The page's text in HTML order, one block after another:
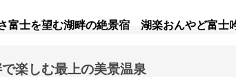
さ富士を望む湖畔の絶景宿 湖楽おんやど富士
楽しむ最上の美景温泉